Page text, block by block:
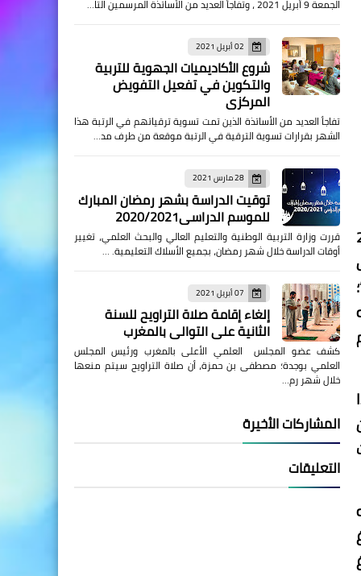
2023
الجمعة 9 أبريل 2021 ، وتفاجأ العديد من الأساتذة المرسمين التا…
02 أبريل 2021
شروع الأكاديميات الجهوية للتربية
والتكوين في تفعيل التفويض
المركزي
تفاجأ العديد من الأساتذة الذين تمت تسوية ترقياتهم في الرتبة هذا
الشهر بقرارات تسوية الترقية في الرتبة موقعة من طرف مد…
28 مارس 2021
توقيت الدراسة بشهر رمضان المبارك
للموسم الدراسي2020/2021
قررت وزارة التربية الوطنية والتعليم العالي والبحث العلمي، تغيير
أوقات الدراسة خلال شهر رمضان، بجميع الأسلاك التعليمية. …
07 أبريل 2021
إلغاء إقامة صلاة التراويح للسنة
الثانية على التوالي بالمغرب
كشف عضو المجلس العلمي الأعلى بالمغرب ورئيس المجلس
العلمي بوجدة؛ مصطفى بن حمزة، أن صلاة التراويح سيتم منعها
خلال شهر رم…
المشاركات الأخيرة
التعليقات